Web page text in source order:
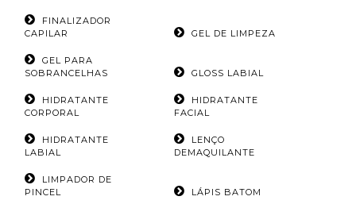
FINALIZADOR
CAPILAR
GEL DE LIMPEZA
GEL PARA
SOBRANCELHAS
GLOSS LABIAL
HIDRATANTE
CORPORAL
HIDRATANTE
FACIAL
HIDRATANTE
LABIAL
LENÇO
DEMAQUILANTE
LIMPADOR DE
PINCEL
LÁPIS BATOM